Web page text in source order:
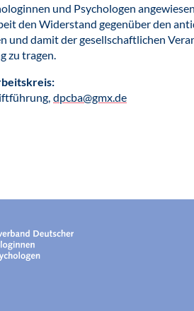
und Psychologen
den Widerstand gegenüber den
und damit der gesellschaftlichen
zu tragen.
dpcba@gmx.de